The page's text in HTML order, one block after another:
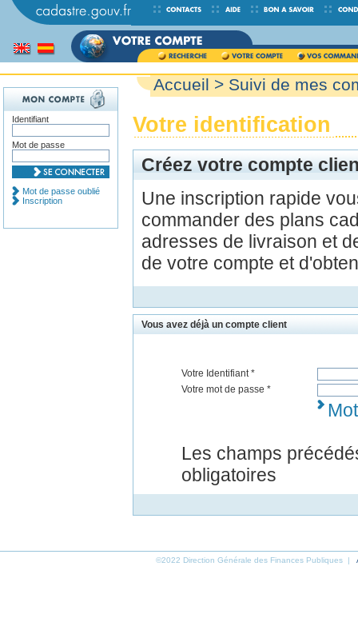
Accueil > Suivi de mes
Votre identification
Créez votre compte
Une inscription rapide
commander des plans
adresses de livraison et
de votre compte et
Vous avez déjà un compte client
Votre Identifiant *
Votre mot de passe *
Les champs
obligatoires
Identifiant
Mot de passe
Mot de passe oublié
Inscription
©2022 Direction Générale des Finances Publiques |